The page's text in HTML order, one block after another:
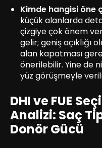
Kimde hangisi öne
küçük alanlarda
çizgiye çok önem
gelir; geniş açıklığı
alan kapatması
önerilebilir. Yine de
yüz görüşmeyle
DHI ve FUE
Analizi: Saç
Donör Gücü